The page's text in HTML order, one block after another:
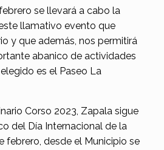
se llevará a cabo la
llamativo evento que
y que además, nos permitirá
abanico de actividades
es el Paseo La
Corso 2023, Zapala sigue
del Día Internacional de la
febrero, desde el Municipio se